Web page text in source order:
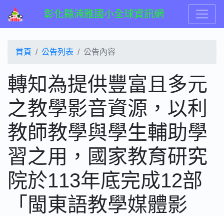
彰化縣湳雅國小全球資訊網
首頁 公告列表 公告內容
轉知為提供豐富且多元
之教學影音資源，以利
教師教學與學生輔助學
習之用，國家教育研究
院於113年底完成12部
「閩東語教學媒體影